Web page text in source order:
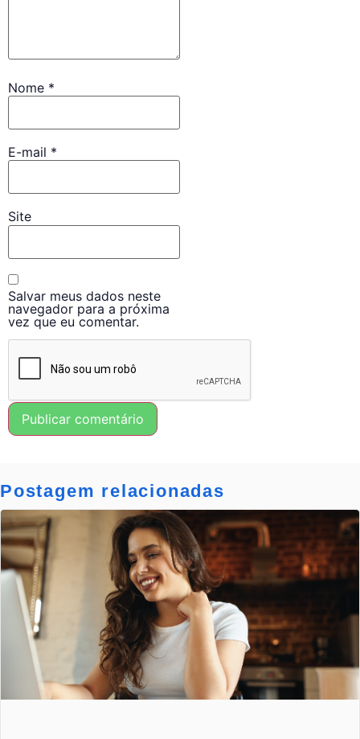
Nome *
E-mail *
Site
Salvar meus dados neste
navegador para a próxima
vez que eu comentar.
Postagem relacionadas